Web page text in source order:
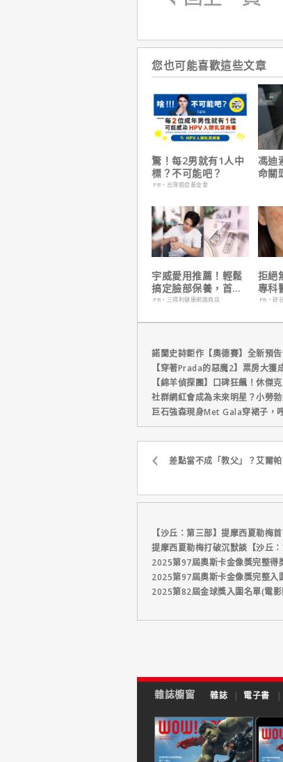
您也可能喜歡這些文章
驚！每2男就有1人中
標？不可能吧？
PR・台灣癌症基金會
馮迪
命關
宇威愛用推薦！輕鬆
搞定臉部保養，首購
只要$390
PR・三得利健康網路商店
拒絕
專科
電波
PR・矽
諾蘭史詩鉅作【奧德賽】全新預
【穿著Prada的惡魔2】票房大獲
【綿羊偵探團】口碑狂飆！休傑
社群網紅會成為未來明星？小勞
巨石強森現身Met Gala穿裙子，
差點當不成「教父」？艾爾
【沙丘：第三部】提摩西夏勒梅
提摩西夏勒梅打破沉默談【沙丘
2025第97屆奧斯卡金像獎完整得
2025第97屆奧斯卡金像獎完整入
2025第82屆金球獎入圍名單(電影
雜誌櫥窗 雜誌 | 電子書 |